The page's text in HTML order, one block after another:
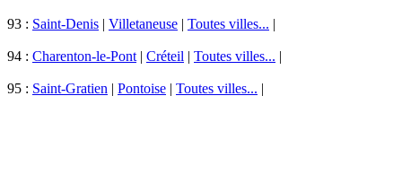
93 : Saint-Denis | Villetaneuse | Toutes villes... |
94 : Charenton-le-Pont | Créteil | Toutes villes... |
95 : Saint-Gratien | Pontoise | Toutes villes... |